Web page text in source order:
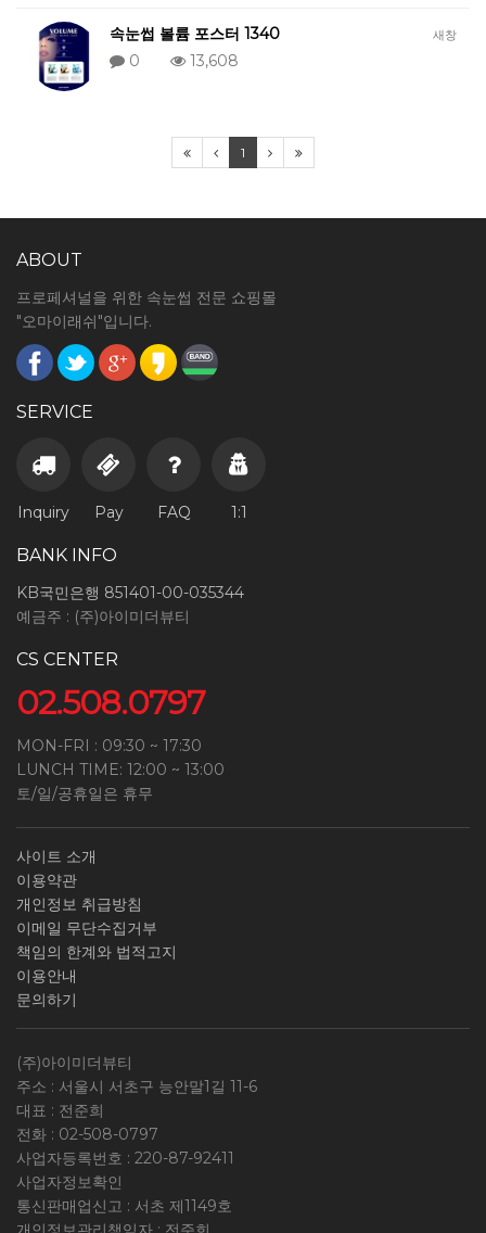
새창
속눈썹 볼륨 포스터 1340
0
13,608
1
ABOUT
프로페셔널을 위한 속눈썹 전문 쇼핑몰
"오마이래쉬"입니다.
SERVICE
Inquiry Pay FAQ 1:1
BANK INFO
KB국민은행 851401-00-035344
예금주 : (주)아이미더뷰티
CS CENTER
02.508.0797
MON-FRI : 09:30 ~ 17:30
LUNCH TIME: 12:00 ~ 13:00
토/일/공휴일은 휴무
사이트 소개
이용약관
개인정보 취급방침
이메일 무단수집거부
책임의 한계와 법적고지
이용안내
문의하기
(주)아이미더뷰티
주소 : 서울시 서초구 능안말1길 11-6
대표 : 전준희
전화 : 02-508-0797
사업자등록번호 : 220-87-92411
사업자정보확인
통신판매업신고 : 서초 제1149호